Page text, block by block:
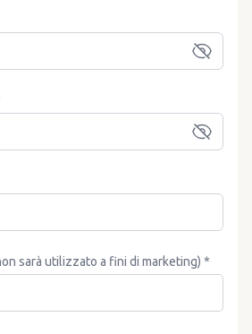
sarà utilizzato a fini di marketing) *